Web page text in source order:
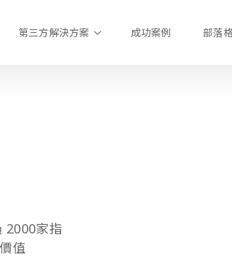
第三方解決方案 成功案例 部落
2000家指
值